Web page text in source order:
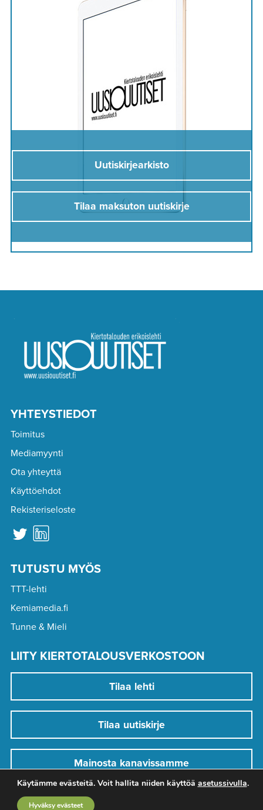
Uutiskirjearkisto
Tilaa maksuton uutiskirje
YHTEYSTIEDOT
Toimitus
Mediamyynti
Ota yhteyttä
Käyttöehdot
Rekisteriseloste
TUTUSTU MYÖS
TTT-lehti
Kemiamedia.fi
Tunne & Mieli
LIITY KIERTOTALOUSVERKOSTOON
Tilaa lehti
Tilaa uutiskirje
Mainosta kanavissamme
Käytämme evästeitä. Voit hallita niiden käyttöä asetussivulla.
Hyväksy evästeet